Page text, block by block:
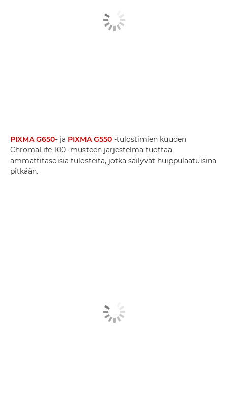
PIXMA G650- ja PIXMA G550 -tulostimien kuuden
ChromaLife 100 -musteen järjestelmä tuottaa
ammattitasoisia tulosteita, jotka säilyvät huippulaatuisina
pitkään.